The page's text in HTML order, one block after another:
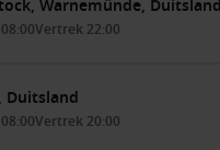
Warnemünde,
08:00Vertrek 22:00
Duitsland
08:00Vertrek 20:00